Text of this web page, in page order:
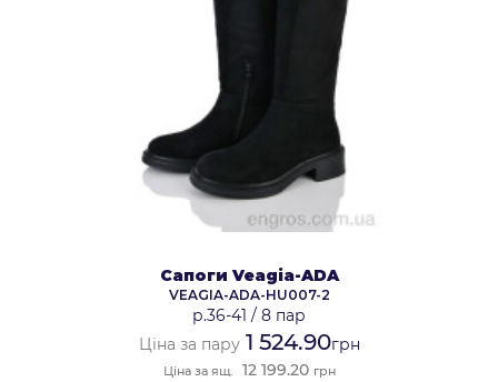
Сапоги Veagia-ADA
VEAGIA-ADA-HU007-2
р.36-41 / 8 пар
Ціна за пару1 524.90грн
Ціна за ящ. 12 199.20 грн